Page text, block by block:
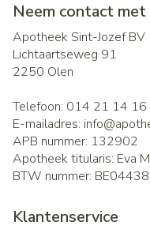
Neem contact
Apotheek Sint-Jozef BV
Lichtaartseweg 91
2250 Olen
Telefoon: 014 21 14 16
E-mailadres: info@
APB nummer: 132902
Apotheek titularis: Eva
BTW nummer:
Klantenservice